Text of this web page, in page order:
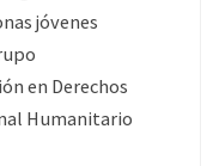
jóvenes
en Derechos
Humanitario